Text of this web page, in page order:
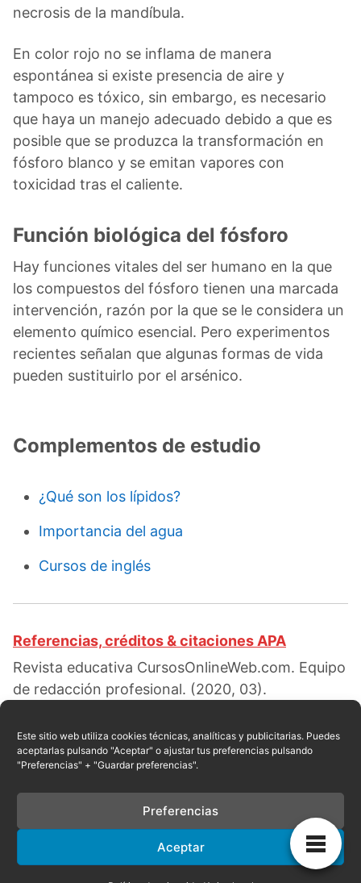
Este sitio web utiliza cookies técnicas, analíticas y publicitarias. Puedes
aceptarlas pulsando "Aceptar" o ajustar tus preferencias pulsando
"Preferencias" + "Guardar preferencias".
Aceptar
Preferencias
necrosis de la mandíbula.
En color rojo no se inflama de manera
espontánea si existe presencia de aire y
tampoco es tóxico, sin embargo, es necesario
que haya un manejo adecuado debido a que es
posible que se produzca la transformación en
fósforo blanco y se emitan vapores con
toxicidad tras el caliente.
Función biológica del fósforo
Hay funciones vitales del ser humano en la que
los compuestos del fósforo tienen una marcada
intervención, razón por la que se le considera un
elemento químico esencial. Pero experimentos
recientes señalan que algunas formas de vida
pueden sustituirlo por el arsénico.
Complementos de estudio
¿Qué son los lípidos?
Importancia del agua
Cursos de inglés
Referencias, créditos & citaciones APA
Revista educativa CursosOnlineWeb.com. Equipo
de redacción profesional. (2020, 03).
por:Rossi Rosario. Obtenido en fecha 08, 2026,
desde el sitio web:
https://cursosonlineweb.com/configuracion-
electronica-del-fosforo.html
Contacto